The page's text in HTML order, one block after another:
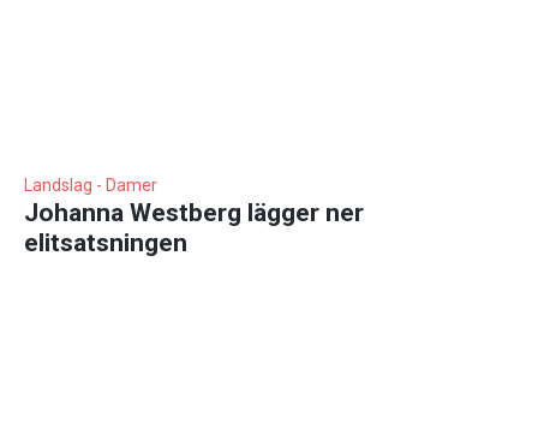
Landslag - Damer
Johanna Westberg lägger ner
elitsatsningen